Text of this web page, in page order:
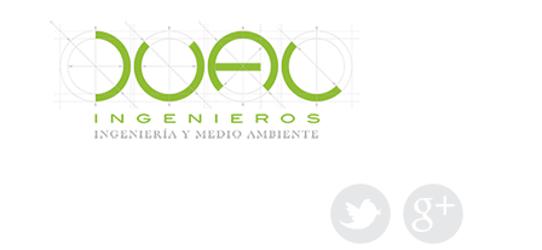
contenido
principal
Social Buttons